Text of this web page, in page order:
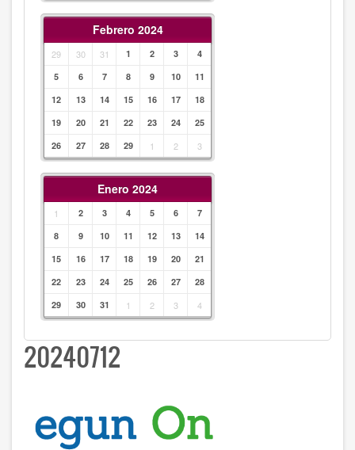
Febrero 2024
29 30 31 1 2 3
4
5
6 7 8 9 10
11
12
13 14 15 16 17
18
19
20 21 22 23 24
25
26
27 28 29 1 2 3
Enero 2024
1 2 3 4 5 6
7
8
9 10 11 12 13
14
15
16 17 18 19 20
21
22
23 24 25 26 27
28
29
30 31 1 2 3 4
20240712